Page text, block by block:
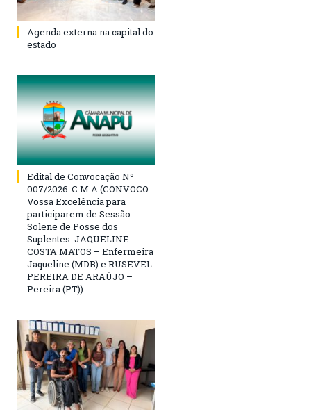
Agenda externa na capital do
estado
Edital de Convocação Nº
007/2026-C.M.A (CONVOCO
Vossa Excelência para
participarem de Sessão
Solene de Posse dos
Suplentes: JAQUELINE
COSTA MATOS – Enfermeira
Jaqueline (MDB) e RUSEVEL
PEREIRA DE ARAÚJO –
Pereira (PT))